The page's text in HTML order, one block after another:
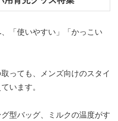
「使いやすい」「かっこい
っても、メンズ向けのスタイ
います。
型バッグ、ミルクの温度がす